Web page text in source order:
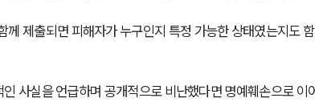
제출되면 피해자가 누구인지 특정 가능한 상태였는지도
사실을 언급하며 공개적으로 비난했다면 명예훼손으로 이